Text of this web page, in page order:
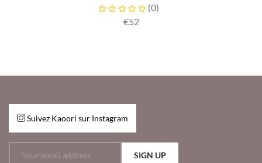
(0)
€52
Suivez Kaoori sur Instagram
SIGN UP